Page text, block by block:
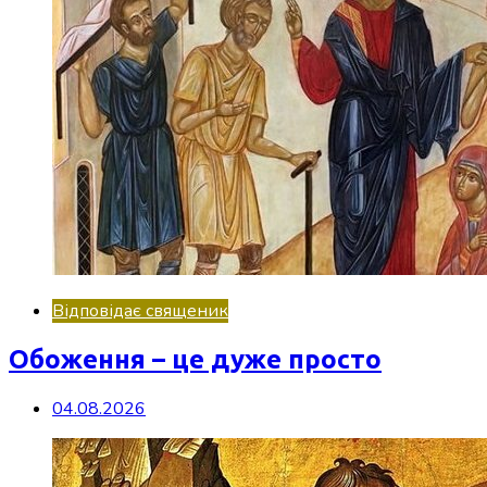
Відповідає священик
Обоження – це дуже просто
04.08.2026